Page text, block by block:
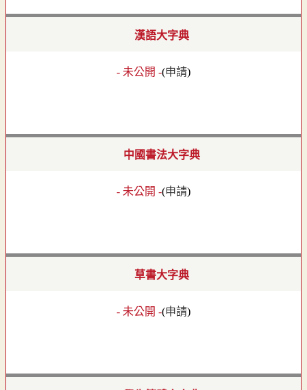
漢語大字典
- 未公開 -(申請)
中國書法大字典
- 未公開 -(申請)
草書大字典
- 未公開 -(申請)